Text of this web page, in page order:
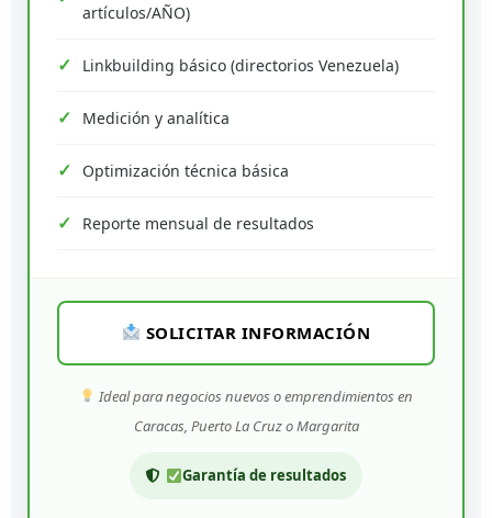
artículos/AÑO)
Linkbuilding básico (directorios Venezuela)
Medición y analítica
Optimización técnica básica
Reporte mensual de resultados
SOLICITAR INFORMACIÓN
Ideal para negocios nuevos o emprendimientos en
Caracas, Puerto La Cruz o Margarita
Garantía de resultados